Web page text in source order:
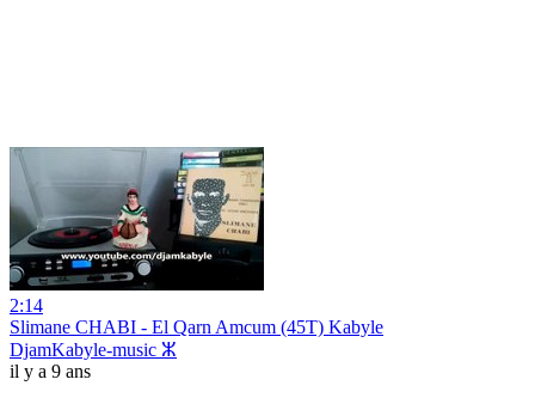
2:14
Slimane CHABI - El Qarn Amcum (45T) Kabyle
DjamKabyle-music ⵣ
il y a 9 ans